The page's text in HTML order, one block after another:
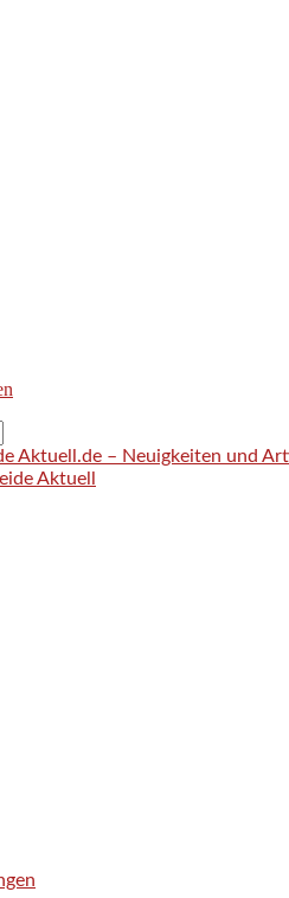
Aktuell.de – Neuigkeiten und